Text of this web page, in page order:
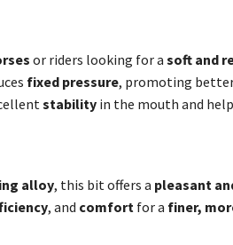
or riders looking for a soft and
fixed pressure, promoting
stability in the mouth and
alloy, this bit offers a pleasant
, and comfort for a finer,